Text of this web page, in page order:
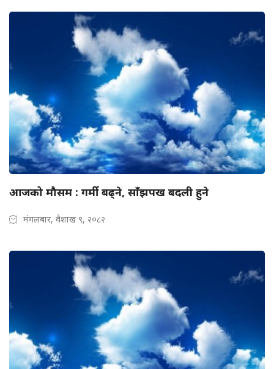
आजको मौसम : गर्मी बढ्ने, साँझपख बदली हुने
मंगलबार, वैशाख ९, २०८२